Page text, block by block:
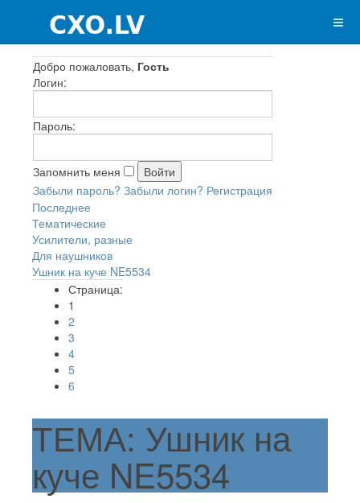
Добро пожаловать, Гость
Логин:
Пароль:
Запомнить меня
Забыли пароль? Забыли логин? Регистрация
Последнее
Тематические
Усилители, разные
Для наушников
Ушник на куче NE5534
Страница:
1
2
3
4
5
6
ТЕМА: Ушник на
куче NE5534